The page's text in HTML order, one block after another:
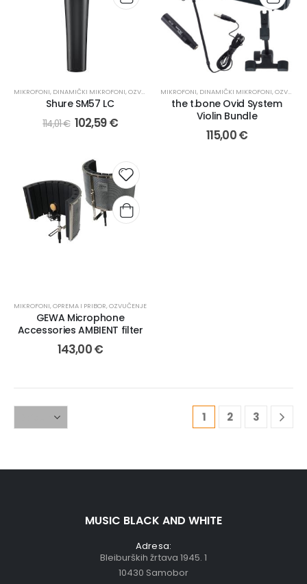
MIKROFONI, DINAMIČKI MIKROFONI,OZVUČENJE
Shure SM57 LC
114,01€ 102,59€
MIKROFONI, DINAMIČKI MIKROFONI,OZVUČENJE
the t.bone Ovid System
Violin Bundle
115,00€
MIKROFONI,OPREMA I PRIBOR,OZVUČENJE
GEWA Microphone
Accessories AMBIENT filter
143,00€
1 2 3
MUSIC BLACK AND WHITE
Adresa:
Bleiburških žrtava 1945. 1
10430 Samobor